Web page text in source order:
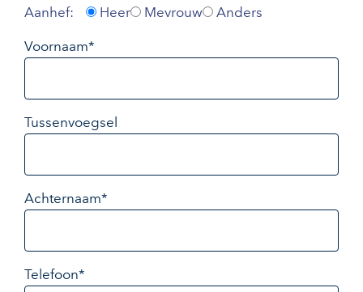
Aanhef: Heer Mevrouw Anders
Voornaam*
Tussenvoegsel
Achternaam*
Telefoon*